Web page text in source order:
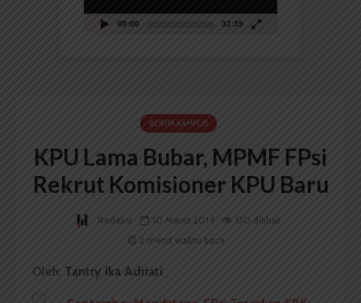
00:00 32:39
BERITA KAMPUS
KPU Lama Bubar, MPMF FPsi
Rekrut Komisioner KPU Baru
Redaksi 10 Maret 2014
130 dilihat
2 menit waktu baca
Oleh: Tantry Ika Adriati